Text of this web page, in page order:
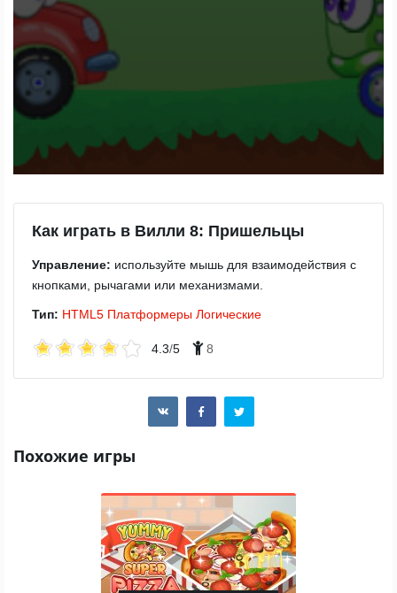
Как играть в Вилли 8: Пришельцы
Управление: используйте мышь для взаимодействия с
кнопками, рычагами или механизмами.
Тип: HTML5 Платформеры Логические
4.3/5 8
Похожие игры